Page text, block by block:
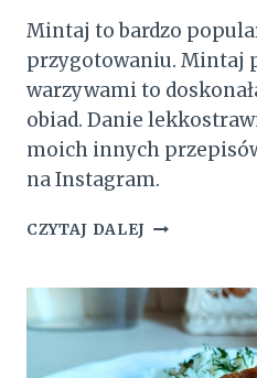
Mintaj to bardzo
przygotowaniu. Mintaj
warzywami to
obiad. Danie
moich innych
na Instagram.
CZYTAJ DALEJ MINTAJ
MŁODYMI
WARZYWAMI